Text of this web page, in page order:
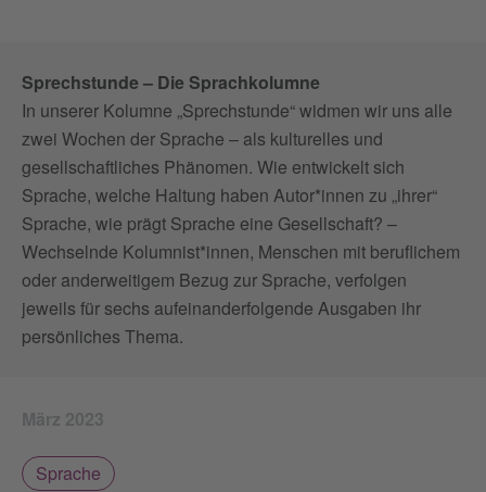
Sprechstunde – Die Sprachkolumne
In unserer Kolumne „Sprechstunde“ widmen wir uns alle
zwei Wochen der Sprache – als kulturelles und
gesellschaftliches Phänomen. Wie entwickelt sich
Sprache, welche Haltung haben Autor*innen zu „ihrer“
Sprache, wie prägt Sprache eine Gesellschaft? –
Wechselnde Kolumnist*innen, Menschen mit beruflichem
oder anderweitigem Bezug zur Sprache, verfolgen
jeweils für sechs aufeinanderfolgende Ausgaben ihr
persönliches Thema.
März 2023
Sprache